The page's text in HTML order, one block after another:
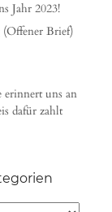
Jahr 2023!
(Offener Brief)
erinnert uns an
dafür zahlt